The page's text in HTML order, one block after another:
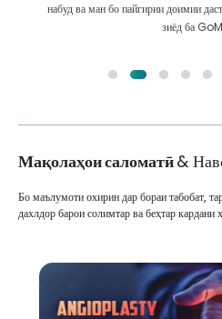
набуд ва ман бо пайгирии доимии
зиёд ба
Мақолаҳои саломатӣ&
Бо маълумоти охирин дар бораи табобат,
дахлдор барои солимтар ва беҳтар